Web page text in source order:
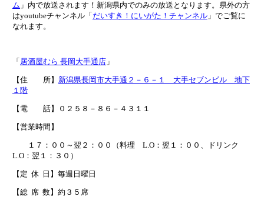
ム 」内で放送されます！新潟県内でのみの放送となります。県外の方
はyoutubeチャンネル「 だいすき！にいがた！チャンネル」でご覧に
なれます。
「 居酒屋むら 長岡大手通店」
【住 所】 新潟県長岡市大手通２－６－１ 大手セブンビル 地下
１階
【電 話】０２５８－８６－４３１１
【営業時間】
１７：００～翌２：００（料理 L.O：翌１：００、ドリンク
L.O：翌１：３０）
【定 休 日】毎週日曜日
【総 席 数】約３５席